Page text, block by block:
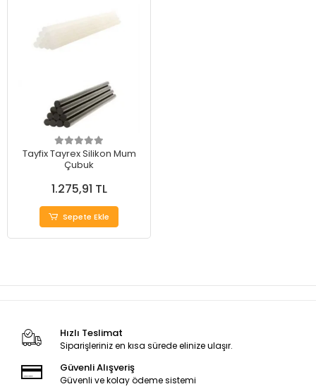
Tayfix Tayrex Silikon Mum
Çubuk
1.275,91 TL
Sepete Ekle
Hızlı Teslimat
Siparişleriniz en kısa sürede elinize ulaşır.
Güvenli Alışveriş
Güvenli ve kolay ödeme sistemi